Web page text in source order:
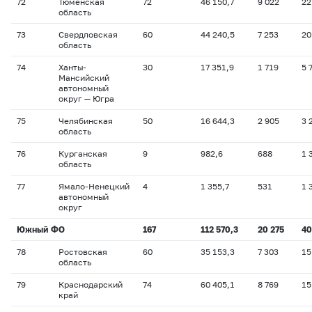
область
73
Свердловская
область
60 44 240,5 7 253
74
Ханты-
Мансийский
автономный
округ — Югра
30 17 351,9 1 719 5
75
Челябинская
область
50 16 644,3 2 905 3
76
Курганская
область
9 982,6 688 1
77
Ямало-Ненецкий
автономный
округ
4 1 355,7 531 1
Южный ФО 167 112 570,3 20 275
78
Ростовская
область
60 35 153,3 7 303
79
Краснодарский
край
74 60 405,1 8 769